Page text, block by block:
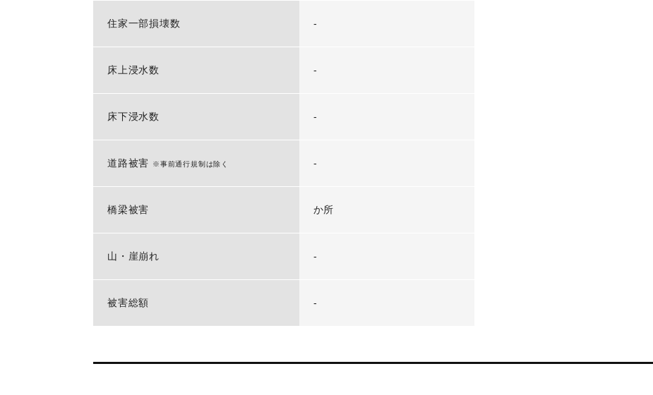
住家一部損壊数 -
床上浸水数 -
床下浸水数 -
道路被害 ※事前通行規制は除く -
橋梁被害 か所
山・崖崩れ -
被害総額 -